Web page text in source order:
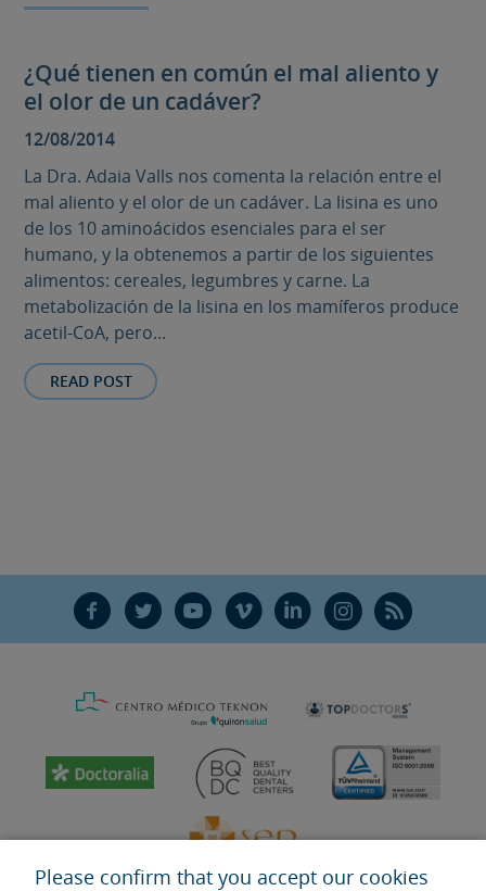
¿Qué tienen en común el mal aliento y
el olor de un cadáver?
12/08/2014
La Dra. Adaia Valls nos comenta la relación entre el
mal aliento y el olor de un cadáver. La lisina es uno
de los 10 aminoácidos esenciales para el ser
humano, y la obtenemos a partir de los siguientes
alimentos: cereales, legumbres y carne. La
metabolización de la lisina en los mamíferos produce
acetil-CoA, pero...
READ POST
F T Y V L Ñ R
Please confirm that you accept our cookies